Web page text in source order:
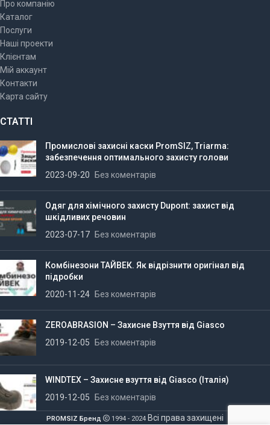
Про компанію
Каталог
Послуги
Наші проекти
Клієнтам
Мій аккаунт
Контакти
Карта сайту
СТАТТІ
Промислові захисні каски PromSIZ, Triarma:
забезпечення оптимального захисту голови
2023-09-20
Без коментарів
Одяг для хімічного захисту Dupont: захист від
шкідливих речовин
2023-07-17
Без коментарів
Комбінезони ТАЙВЕК. Як відрізнити оригінал від
підробки
2020-11-24
Без коментарів
ZEROABRASION – Захисне Взуття від Giasco
2019-12-05
Без коментарів
WINDTEX – Захисне взуття від Giasco (Італія)
2019-12-05
Без коментарів
PROMSIZ Бренд 1994 - 2024 Всі права захищені